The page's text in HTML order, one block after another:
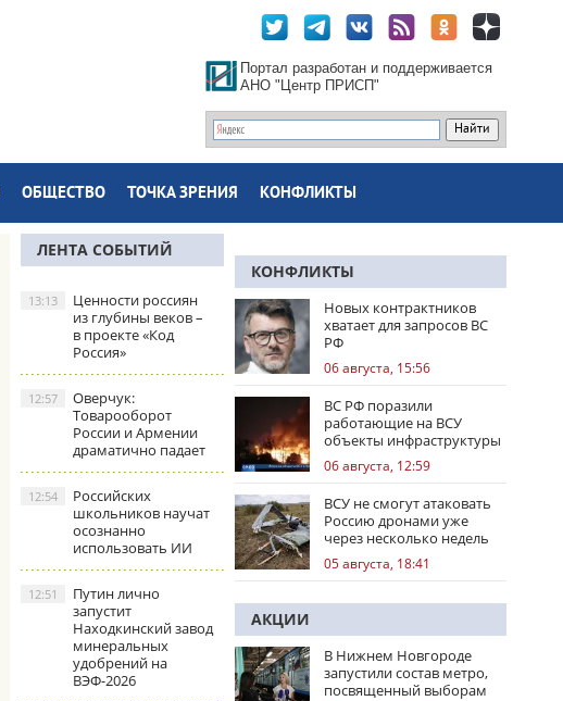
Портал разработан и поддерживается
АНО "Центр ПРИСП"
ОБЩЕСТВО ТОЧКА ЗРЕНИЯ КОНФЛИКТЫ
ЛЕНТА СОБЫТИЙ
Ценности россиян
из глубины веков –
в проекте «Код
Россия»
13:13
Оверчук:
Товарооборот
России и Армении
драматично падает
12:57
Российских
школьников научат
осознанно
использовать ИИ
12:54
Путин лично
запустит
Находкинский завод
минеральных
удобрений на
ВЭФ-2026
12:51
КОНФЛИКТЫ
Новых контрактников
хватает для запросов ВС
РФ
06 августа, 15:56
ВС РФ поразили
работающие на ВСУ
объекты инфраструктуры
и центры логистики
06 августа, 12:59
ВСУ не смогут атаковать
Россию дронами уже
через несколько недель
05 августа, 18:41
АКЦИИ
В Нижнем Новгороде
запустили состав метро,
посвященный выборам